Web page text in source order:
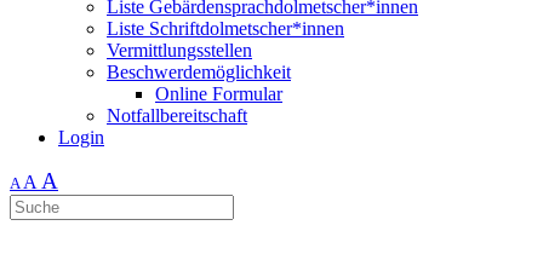
Liste Gebärdensprachdolmetscher*innen
Liste Schriftdolmetscher*innen
Vermittlungsstellen
Beschwerdemöglichkeit
Online Formular
Notfallbereitschaft
Login
AA A